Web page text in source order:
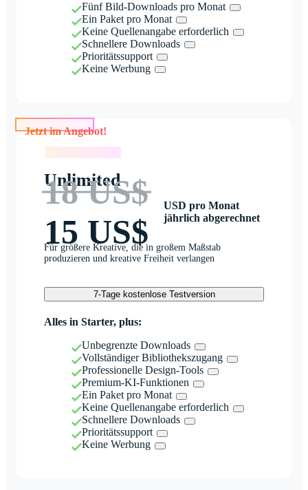
Fünf Bild-Downloads pro Monat
Ein Paket pro Monat
Keine Quellenangabe erforderlich
Schnellere Downloads
Prioritätssupport
Keine Werbung
Jetzt im Angebot!
Unlimited
18 US$
15 US$
USD pro Monat
jährlich abgerechnet
Für größere Kreative, die in großem Maßstab
produzieren und kreative Freiheit verlangen
7-Tage kostenlose Testversion
Alles in Starter, plus:
Unbegrenzte Downloads
Vollständiger Bibliothekszugang
Professionelle Design-Tools
Premium-KI-Funktionen
Ein Paket pro Monat
Keine Quellenangabe erforderlich
Schnellere Downloads
Prioritätssupport
Keine Werbung